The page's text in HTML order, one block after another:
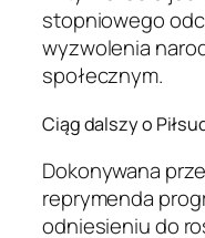
stopniowego
wyzwolenia
społecznym.
Ciąg dalszy o
Dokonywana
reprymenda
odniesieniu do